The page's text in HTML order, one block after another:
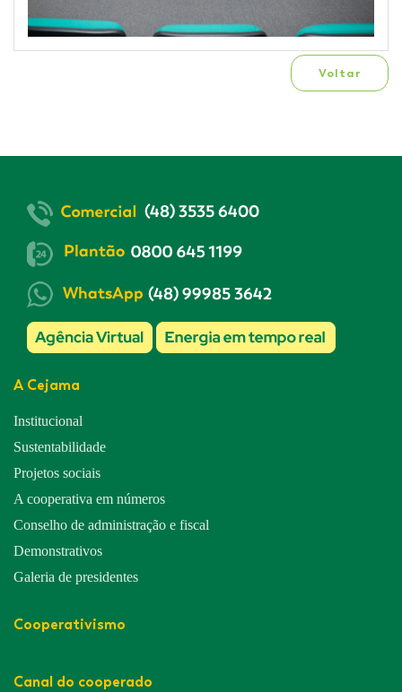
Voltar
A Cejama
Institucional
Sustentabilidade
Projetos sociais
A cooperativa em números
Conselho de administração e fiscal
Demonstrativos
Galeria de presidentes
Cooperativismo
Canal do cooperado